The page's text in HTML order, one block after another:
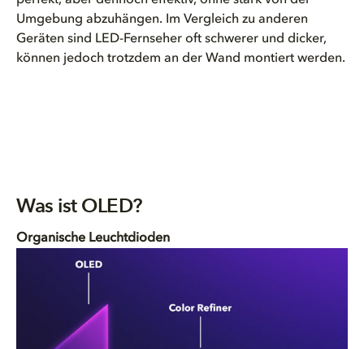
Umgebung abzuhängen. Im Vergleich zu anderen
Geräten sind LED-Fernseher oft schwerer und dicker,
können jedoch trotzdem an der Wand montiert werden.
Was ist OLED?
Organische Leuchtdioden